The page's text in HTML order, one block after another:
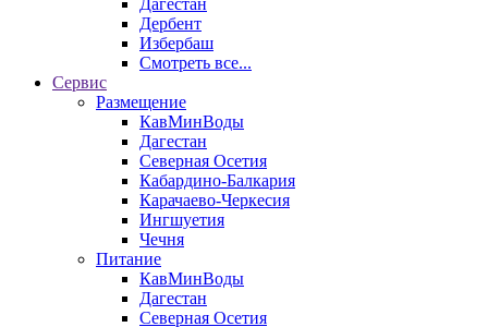
Дагестан
Дербент
Избербаш
Смотреть все...
Сервис
Размещение
КавМинВоды
Дагестан
Северная Осетия
Кабардино-Балкария
Карачаево-Черкесия
Ингшуетия
Чечня
Питание
КавМинВоды
Дагестан
Северная Осетия